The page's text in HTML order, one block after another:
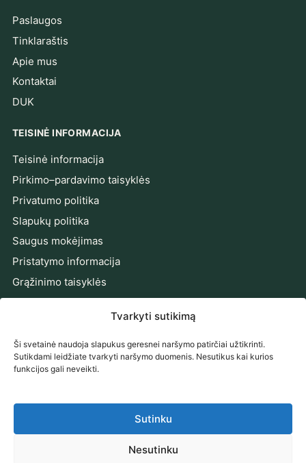
Tvarkyti sutikimą
Ši svetainė naudoja slapukus geresnei naršymo patirčiai užtikrinti.
Sutikdami leidžiate tvarkyti naršymo duomenis. Nesutikus kai kurios
funkcijos gali neveikti.
Sutinku
Nesutinku
Paslaugos
Tinklaraštis
Apie mus
Kontaktai
DUK
TEISINĖ INFORMACIJA
Teisinė informacija
Pirkimo–pardavimo taisyklės
Privatumo politika
Slapukų politika
Saugus mokėjimas
Pristatymo informacija
Grąžinimo taisyklės
Prieinamumo pareiškimas
PRENUMERUOKITE NAUJIENAS
Gaukite naujienas, pasiūlymus ir patarimus tiesiai į el.
Prenumeruoti